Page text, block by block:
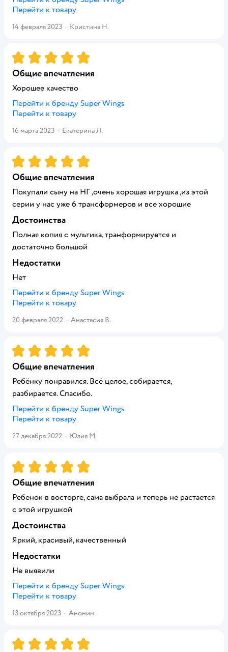
Перейти к товару
14 февраля 2023 · Кристина Н.
Рейтинг:5
Общие впечатления
Хорошее качество
Перейти к бренду Super Wings
Перейти к товару
16 марта 2023 · Екатерина Л.
Рейтинг:5
Общие впечатления
Покупали сыну на НГ ,очень хорошая игрушка ,из этой
серии у нас уже 6 трансформеров и все хорошие
Достоинства
Полная копия с мультика, транформируется и
достаточно большой
Недостатки
Нет
Перейти к бренду Super Wings
Перейти к товару
20 февраля 2022 · Анастасия В.
Рейтинг:5
Общие впечатления
Ребёнку понравился. Всё целое, собирается,
разбирается. Спасибо.
Перейти к бренду Super Wings
Перейти к товару
27 декабря 2022 · Юлия М.
Рейтинг:5
Общие впечатления
Ребенок в восторге, сама выбрала и теперь не растается
с этой игрушкой
Достоинства
Яркий, красивый, качественный
Недостатки
Не выявили
Перейти к бренду Super Wings
Перейти к товару
13 октября 2023 · Аноним
Рейтинг:5